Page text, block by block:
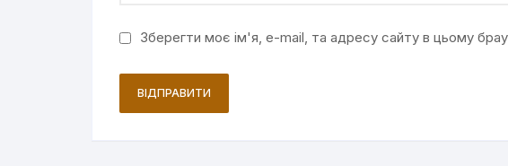
Зберегти моє ім'я, e-mail, та адресу сайту в цьому